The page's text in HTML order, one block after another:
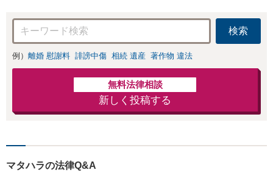
検索
例） 離婚 慰謝料 誹謗中傷 相続 遺産 著作物 違法
無料法律相談
新しく投稿する
マタハラの法律Q&A